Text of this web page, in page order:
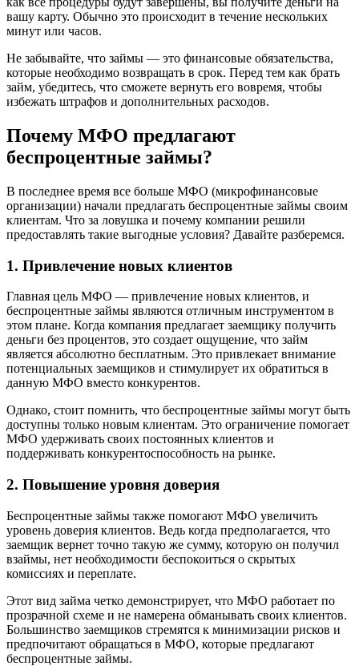
вашу карту. Обычно это происходит в течение нескольких
минут или часов.
Не забывайте, что займы — это финансовые обязательства,
которые необходимо возвращать в срок. Перед тем как брать
займ, убедитесь, что сможете вернуть его вовремя, чтобы
избежать штрафов и дополнительных расходов.
Почему МФО предлагают
беспроцентные займы?
В последнее время все больше МФО (микрофинансовые
организации) начали предлагать беспроцентные займы своим
клиентам. Что за ловушка и почему компании решили
предоставлять такие выгодные условия? Давайте разберемся.
1. Привлечение новых клиентов
Главная цель МФО — привлечение новых клиентов, и
беспроцентные займы являются отличным инструментом в
этом плане. Когда компания предлагает заемщику получить
деньги без процентов, это создает ощущение, что займ
является абсолютно бесплатным. Это привлекает внимание
потенциальных заемщиков и стимулирует их обратиться в
данную МФО вместо конкурентов.
Однако, стоит помнить, что беспроцентные займы могут быть
доступны только новым клиентам. Это ограничение помогает
МФО удерживать своих постоянных клиентов и
поддерживать конкурентоспособность на рынке.
2. Повышение уровня доверия
Беспроцентные займы также помогают МФО увеличить
уровень доверия клиентов. Ведь когда предполагается, что
заемщик вернет точно такую же сумму, которую он получил
взаймы, нет необходимости беспокоиться о скрытых
комиссиях и переплате.
Этот вид займа четко демонстрирует, что МФО работает по
прозрачной схеме и не намерена обманывать своих клиентов.
Большинство заемщиков стремятся к минимизации рисков и
предпочитают обращаться в МФО, которые предлагают
беспроцентные займы.